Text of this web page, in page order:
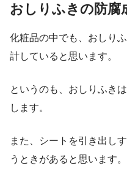
おしりふきの防腐
化粧品の中でも、おしり
計していると思います。
というのも、おしりふき
します。
また、シートを引き出し
うときがあると思います。